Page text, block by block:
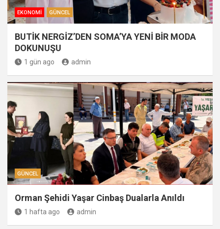
EKONOMI GÜNCEL
BUTİK NERGİZ’DEN SOMA’YA YENİ BİR MODA
DOKUNUŞU
1 gün ago admin
GÜNCEL
Orman Şehidi Yaşar Cinbaş Dualarla Anıldı
1 hafta ago admin